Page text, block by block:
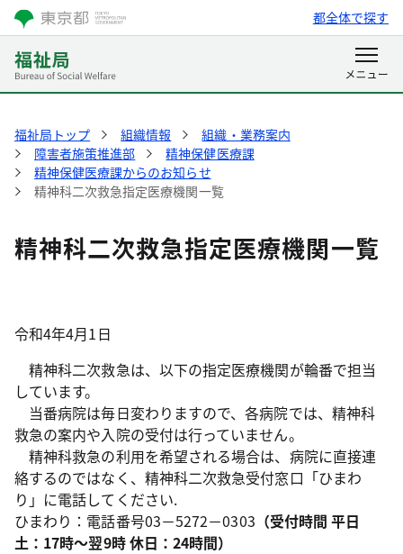
都全体で探す
福祉局トップ 組織情報
組織・業務案内
障害者施策推進部
精神保健医療課
精神保健医療課からのお知らせ
精神科二次救急指定医療機関一覧
精神科二次救急指定医療機関一覧
令和4年4月1日
精神科二次救急は、以下の指定医療機関が輪番で担当
しています。
当番病院は毎日変わりますので、各病院では、精神科
救急の案内や入院の受付は行っていません。
精神科救急の利用を希望される場合は、病院に直接連
絡するのではなく、精神科二次救急受付窓口「ひまわ
り」に電話してください.
ひまわり：電話番号03－5272－0303 （受付時間 平日
土：17時～翌9時 休日：24時間）